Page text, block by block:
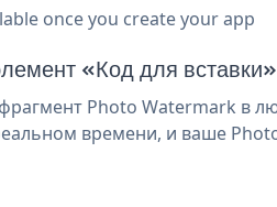
once you create your app
«Код для
Photo Watermark в
времени, и ваше